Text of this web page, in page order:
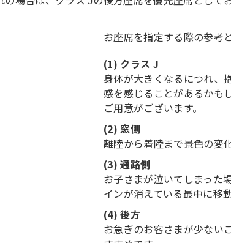
お座席を指定する際の参考
(1) クラス J
身体が大きくなるにつれ、
感を感じることがあるかも
ご用意がございます。
(2) 窓側
離陸から着陸まで景色の変
(3) 通路側
お子さまが泣いてしまった
インが消えている最中に移
(4) 後方
お急ぎのお客さまが少ない